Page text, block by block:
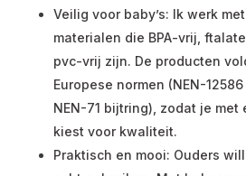
Veilig voor baby’s: Ik werk
materialen die BPA-vrij,
pvc-vrij zijn. De producten
Europese normen (NEN-
NEN-71 bijtring), zodat je met
kiest voor kwaliteit.
Praktisch en mooi: Ouders